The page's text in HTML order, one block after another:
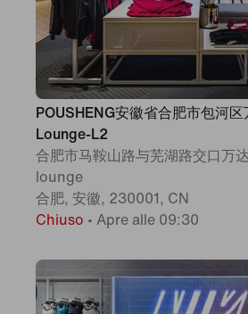
POUSHENG安徽省合肥市包河
Lounge-L2
合肥市马鞍山路与芜湖路交口万
lounge
合肥, 安徽, 230001, CN
Chiuso • Apre alle 09:30